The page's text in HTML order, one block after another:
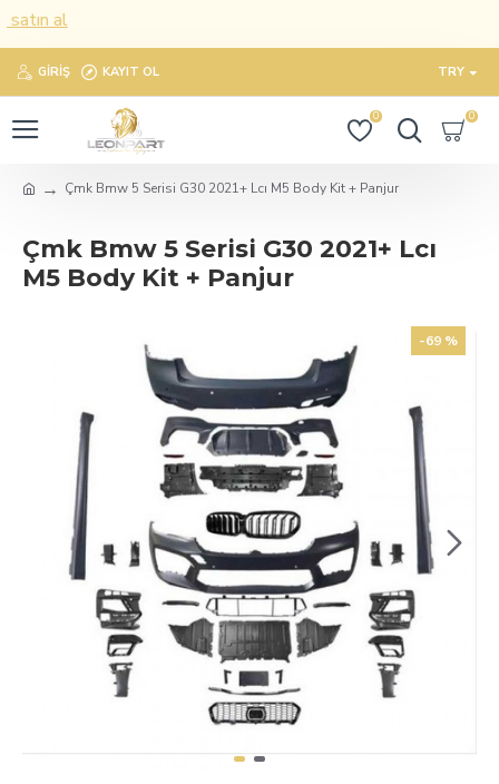
al
GIRIŞ KAYIT OL TRY
0 0
Çmk Bmw 5 Serisi G30 2021+ Lcı M5 Body Kit + Panjur
Çmk Bmw 5 Serisi G30 2021+ Lcı
M5 Body Kit + Panjur
-69 %